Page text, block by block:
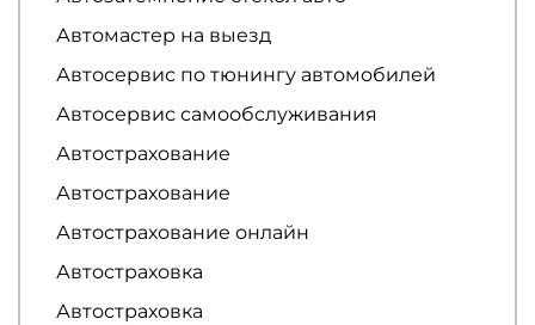
Автомастер на выезд
Автосервис по тюнингу автомобилей
Автосервис самообслуживания
Автострахование
Автострахование
Автострахование онлайн
Автостраховка
Автостраховка